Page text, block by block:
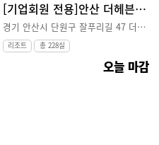
[기업회원 전용]안산 더헤븐 리조트
경기 안산시 단원구 잘푸리길 47 더헤븐 리조트
리조트 총 228실
오늘 마감